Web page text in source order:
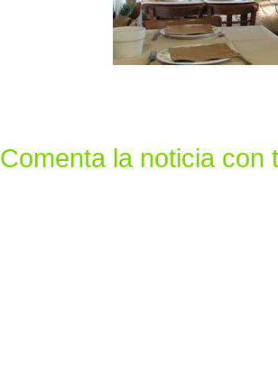
Comenta la noticia con